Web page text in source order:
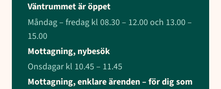
Väntrummet är öppet
Måndag – fredag kl 08.30 – 12.00 och 13.00 –
15.00
Mottagning, nybesök
Onsdagar kl 10.45 – 11.45
Mottagning, enklare ärenden – för dig som